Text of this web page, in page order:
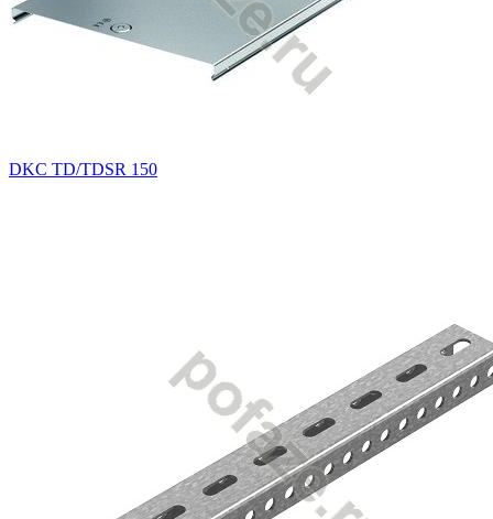
DKC TD/TDSR 150